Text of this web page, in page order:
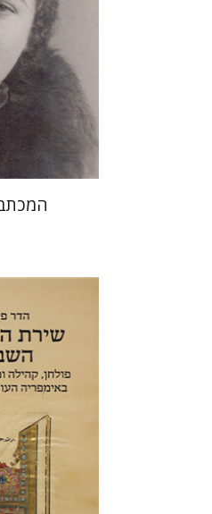
הדר